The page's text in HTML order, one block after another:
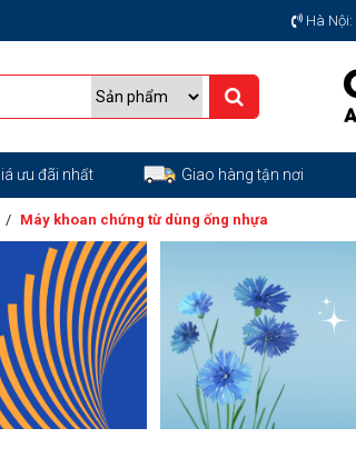
Hà Nội:
ưu đãi nhất Giao hàng tận nơi
Máy khoan chứng từ dùng ống nhựa